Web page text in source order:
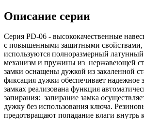
Описание серии
Серия PD-06 - высококачественные
с повышенными защитными свойствами,
используются полноразмерный
механизм и пружины из нержавеющей
замки оснащены дужкой из закаленной
фиксация дужки обеспечивает надежное
замках реализована функция
запирания: запирание замка
дужку без использования ключа.
предотвращают попадание влаги внутрь